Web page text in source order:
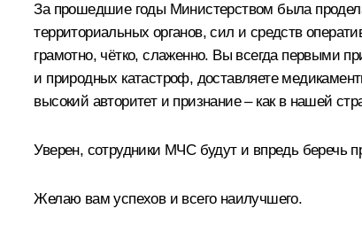
За прошедшие годы Министерством была
территориальных органов, сил и средств
грамотно, чётко, слаженно. Вы всегда первыми
и природных катастроф, доставляете
высокий авторитет и признание – как в нашей
Уверен, сотрудники МЧС будут и впредь беречь
Желаю вам успехов и всего наилучшего.